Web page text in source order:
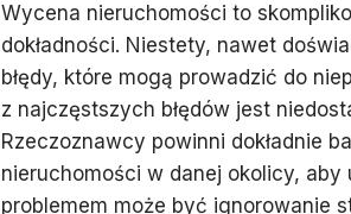
Wycena nieruchomości to
dokładności. Niestety, nawet
błędy, które mogą prowadzić do
z najczęstszych błędów jest
Rzeczoznawcy powinni dokładnie
nieruchomości w danej okolicy, aby
problemem może być ignorowanie